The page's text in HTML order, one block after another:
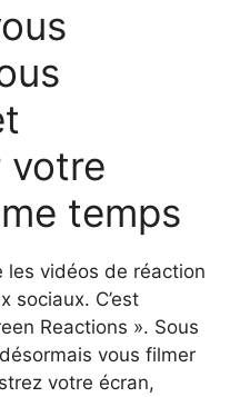
votre
temps
les vidéos de réaction
sociaux. C’est
Reactions ». Sous
vous filmer
votre écran,